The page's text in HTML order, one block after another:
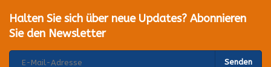
Halten Sie sich über neue Updates? Abonnieren
Sie den Newsletter
Senden